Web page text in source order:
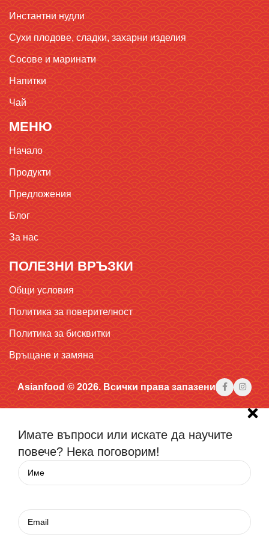
Инстантни нудли
Сухи плодове, сладки, захарни изделия
Сосове и маринати
Напитки
Чай
МЕНЮ
Начало
Продукти
Предложения
Блог
За нас
ПОЛЕЗНИ ВРЪЗКИ
Общи условия
Политика за поверителност
Политика за бисквитки
Връщане и замяна
Asianfood © 2026. Всички права запазени
Имате въпроси или искате да научите
повече? Нека поговорим!